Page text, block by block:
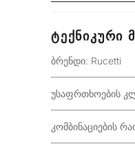
ᲢᲔᲥᲜᲘᲙᲣᲠᲘ
ბრენდი: Rucetti
უსაფრთხოების
კომბინაციების